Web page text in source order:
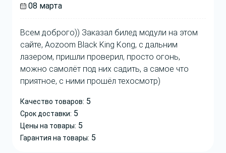
08 марта
Всем доброго)) Заказал билед модули на этом
сайте, Aozoom Black King Kong, с дальним
лазером, пришли проверил, просто огонь,
можно самолёт под них садить, а самое что
приятное, с ними прошёл техосмотр)
Качество товаров: 5
Срок доставки: 5
Цены на товары: 5
Гарантия на товары: 5